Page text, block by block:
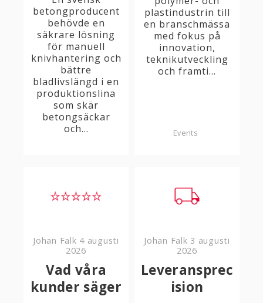
betongproducent
behövde en
säkrare lösning
för manuell
knivhantering och
bättre
bladlivslängd i en
produktionslina
som skär
betongsäckar
och...
plastindustrin till
en branschmässa
med fokus på
innovation,
teknikutveckling
och framti...
Events
Johan Falk 4 augusti
2026
Vad våra
kunder säger
Johan Falk 3 augusti
2026
Leveransprec
ision